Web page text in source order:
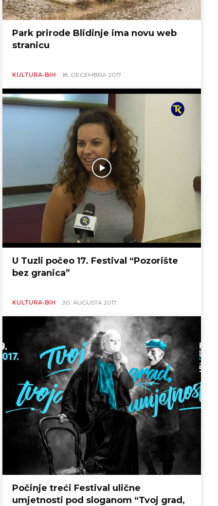
Park prirode Blidinje ima novu web
stranicu
KULTURA-BIH 18. DECEMBRA 2017.
U Tuzli počeo 17. Festival “Pozorište
bez granica”
KULTURA-BIH 30. AUGUSTA 2017.
Počinje treći Festival ulične
umjetnosti pod sloganom “Tvoj grad,